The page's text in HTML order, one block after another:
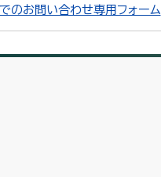
のお問い合わせ専用フォーム